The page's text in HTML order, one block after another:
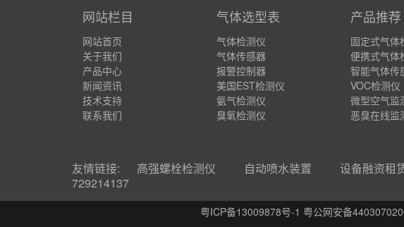
网站栏目
网站首页
关于我们
产品中心
新闻资讯
技术支持
联系我们
气体选型表
气体检测仪
气体传感器
报警控制器
美国EST检测仪
氨气检测仪
臭氧检测仪
产品推荐
固定式气体
便携式气体
智能气体传
VOC检测仪
微型空气监
恶臭在线监
友情链接: 高强螺栓检测仪 自动喷水装置 设备融资租
729214137
粤ICP备13009878号-1 粤公网安备